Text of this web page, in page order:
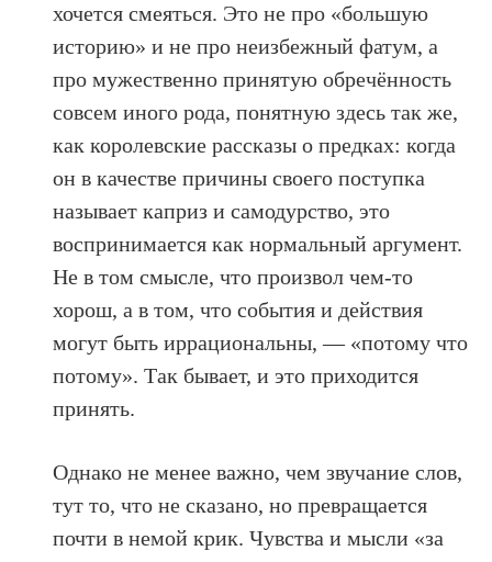
хочется смеяться. Это не про «большую
историю» и не про неизбежный фатум, а
про мужественно принятую обречённость
совсем иного рода, понятную здесь так же,
как королевские рассказы о предках: когда
он в качестве причины своего поступка
называет каприз и самодурство, это
воспринимается как нормальный аргумент.
Не в том смысле, что произвол чем-то
хорош, а в том, что события и действия
могут быть иррациональны, — «потому что
потому». Так бывает, и это приходится
принять.
Однако не менее важно, чем звучание слов,
тут то, что не сказано, но превращается
почти в немой крик. Чувства и мысли «за